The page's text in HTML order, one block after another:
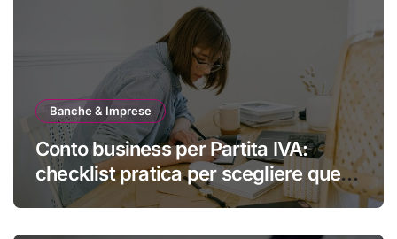
Banche & Imprese
Conto business per Partita IVA:
checklist pratica per scegliere quello
giusto